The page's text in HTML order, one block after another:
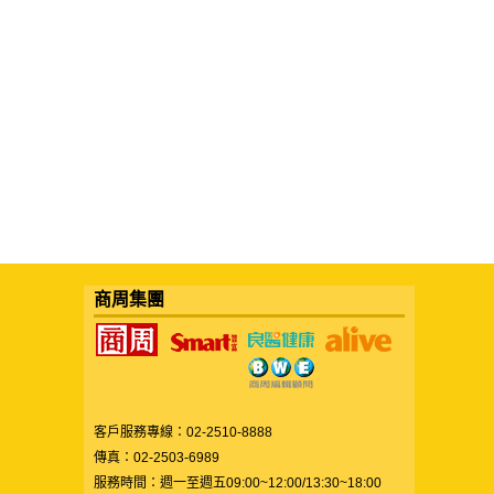
商周集團
客戶服務專線：02-2510-8888
傳真：02-2503-6989
服務時間：週一至週五09:00~12:00/13:30~18:00